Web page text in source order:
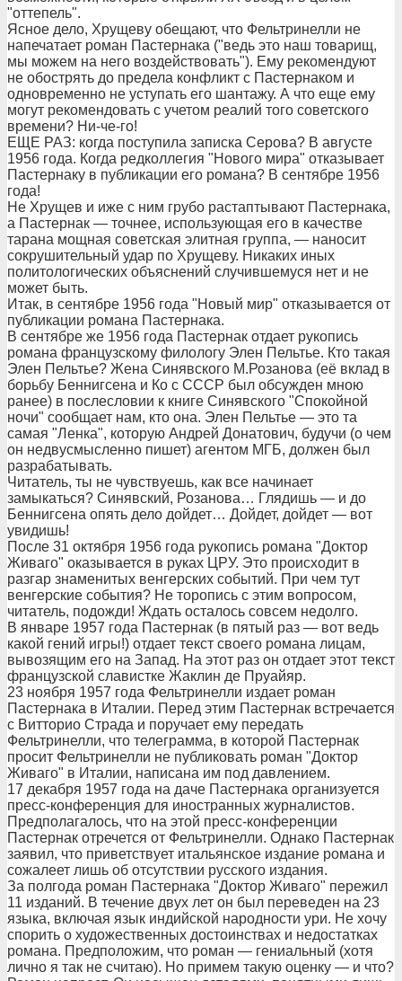
"оттепель".
Ясное дело, Хрущеву обещают, что Фельтринелли не
напечатает роман Пастернака ("ведь это наш товарищ,
мы можем на него воздействовать"). Ему рекомендуют
не обострять до предела конфликт с Пастернаком и
одновременно не уступать его шантажу. А что еще ему
могут рекомендовать с учетом реалий того советского
времени? Ни-че-го!
ЕЩЕ РАЗ: когда поступила записка Серова? В августе
1956 года. Когда редколлегия "Нового мира" отказывает
Пастернаку в публикации его романа? В сентябре 1956
года!
Не Хрущев и иже с ним грубо растаптывают Пастернака,
а Пастернак — точнее, использующая его в качестве
тарана мощная советская элитная группа, — наносит
сокрушительный удар по Хрущеву. Никаких иных
политологических объяснений случившемуся нет и не
может быть.
Итак, в сентябре 1956 года "Новый мир" отказывается от
публикации романа Пастернака.
В сентябре же 1956 года Пастернак отдает рукопись
романа французскому филологу Элен Пельтье. Кто такая
Элен Пельтье? Жена Синявского М.Розанова (её вклад в
борьбу Беннигсена и Ко с СССР был обсужден мною
ранее) в послесловии к книге Синявского "Спокойной
ночи" сообщает нам, кто она. Элен Пельтье — это та
самая "Ленка", которую Андрей Донатович, будучи (о чем
он недвусмысленно пишет) агентом МГБ, должен был
разрабатывать.
Читатель, ты не чувствуешь, как все начинает
замыкаться? Синявский, Розанова… Глядишь — и до
Беннигсена опять дело дойдет… Дойдет, дойдет — вот
увидишь!
После 31 октября 1956 года рукопись романа "Доктор
Живаго" оказывается в руках ЦРУ. Это происходит в
разгар знаменитых венгерских событий. При чем тут
венгерские события? Не торопись с этим вопросом,
читатель, подожди! Ждать осталось совсем недолго.
В январе 1957 года Пастернак (в пятый раз — вот ведь
какой гений игры!) отдает текст своего романа лицам,
вывозящим его на Запад. На этот раз он отдает этот текст
французской славистке Жаклин де Пруайяр.
23 ноября 1957 года Фельтринелли издает роман
Пастернака в Италии. Перед этим Пастернак встречается
с Витторио Страда и поручает ему передать
Фельтринелли, что телеграмма, в которой Пастернак
просит Фельтринелли не публиковать роман "Доктор
Живаго" в Италии, написана им под давлением.
17 декабря 1957 года на даче Пастернака организуется
пресс-конференция для иностранных журналистов.
Предполагалось, что на этой пресс-конференции
Пастернак отречется от Фельтринелли. Однако Пастернак
заявил, что приветствует итальянское издание романа и
сожалеет лишь об отсутствии русского издания.
За полгода роман Пастернака "Доктор Живаго" пережил
11 изданий. В течение двух лет он был переведен на 23
языка, включая язык индийской народности ури. Не хочу
спорить о художественных достоинствах и недостатках
романа. Предположим, что роман — гениальный (хотя
лично я так не считаю). Но примем такую оценку — и что?